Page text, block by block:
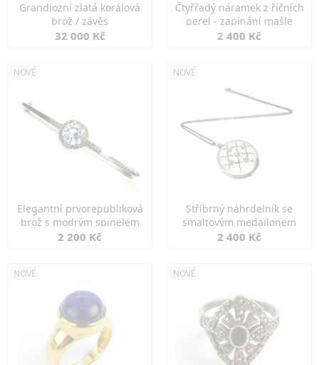
Grandiozní zlatá korálová
brož / závěs
32 000 Kč
Čtyřřadý náramek z říčních
perel - zapínání mašle
2 400 Kč
NOVÉ
Elegantní prvorepubliková
brož s modrým spinelem
2 200 Kč
NOVÉ
Stříbrný náhrdelník se
smaltovým medailonem
2 400 Kč
NOVÉ NOVÉ